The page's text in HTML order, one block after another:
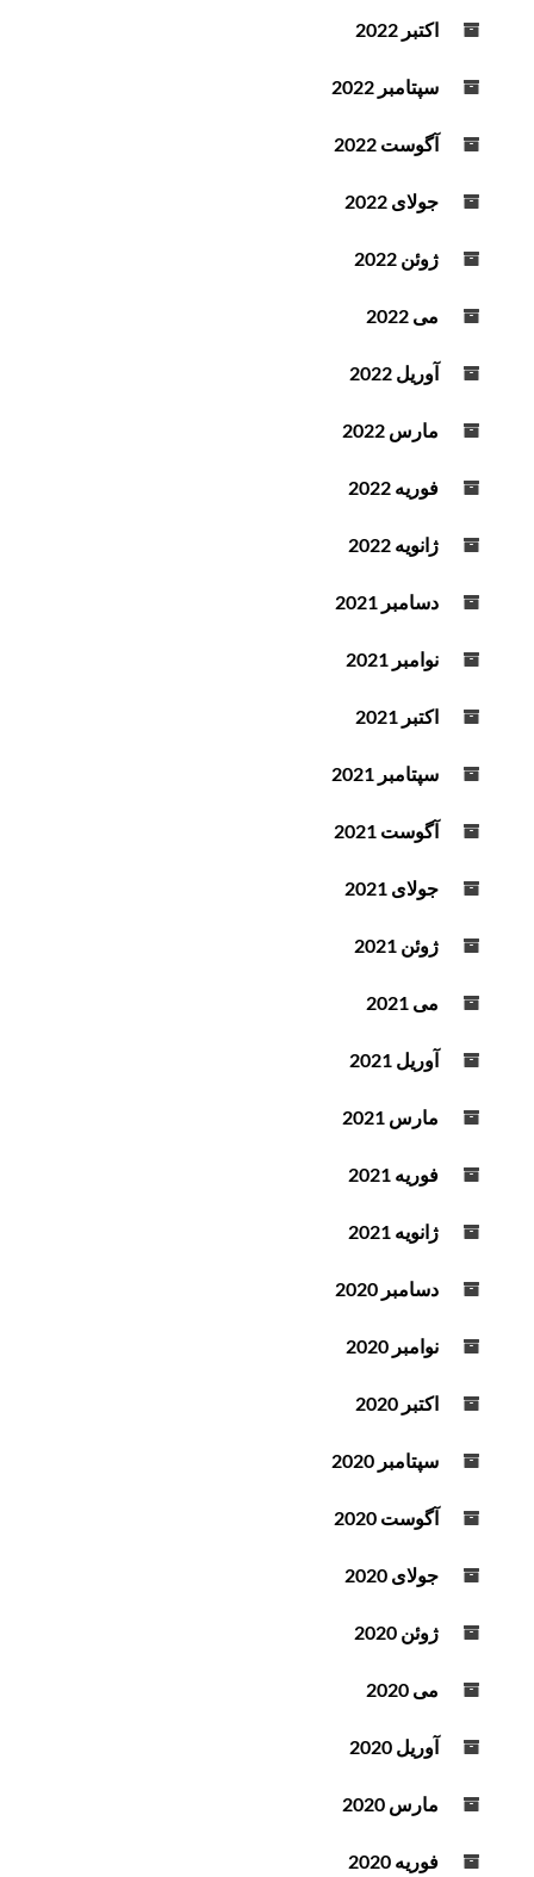
اکتبر 2022
سپتامبر 2022
آگوست 2022
جولای 2022
ژوئن 2022
می 2022
آوریل 2022
مارس 2022
فوریه 2022
ژانویه 2022
دسامبر 2021
نوامبر 2021
اکتبر 2021
سپتامبر 2021
آگوست 2021
جولای 2021
ژوئن 2021
می 2021
آوریل 2021
مارس 2021
فوریه 2021
ژانویه 2021
دسامبر 2020
نوامبر 2020
اکتبر 2020
سپتامبر 2020
آگوست 2020
جولای 2020
ژوئن 2020
می 2020
آوریل 2020
مارس 2020
فوریه 2020